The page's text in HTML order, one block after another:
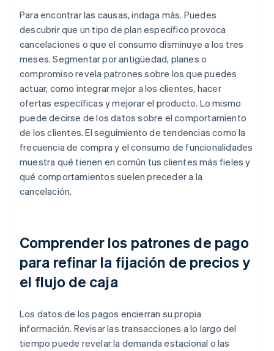
Para encontrar las causas, indaga más. Puedes
descubrir que un tipo de plan específico provoca
cancelaciones o que el consumo disminuye a los tres
meses. Segmentar por antigüedad, planes o
compromiso revela patrones sobre los que puedes
actuar, como integrar mejor a los clientes, hacer
ofertas específicas y mejorar el producto. Lo mismo
puede decirse de los datos sobre el comportamiento
de los clientes. El seguimiento de tendencias como la
frecuencia de compra y el consumo de funcionalidades
muestra qué tienen en común tus clientes más fieles y
qué comportamientos suelen preceder a la
cancelación.
Comprender los patrones de pago
para refinar la fijación de precios y
el flujo de caja
Los datos de los pagos encierran su propia
información. Revisar las transacciones a lo largo del
tiempo puede revelar la demanda estacional o las